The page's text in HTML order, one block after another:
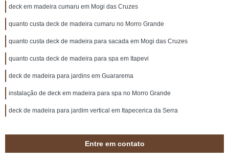
deck em madeira cumaru em Mogi das Cruzes
quanto custa deck de madeira cumaru no Morro Grande
quanto custa deck de madeira para sacada em Mogi das Cruzes
quanto custa deck de madeira para spa em Itapevi
deck de madeira para jardins em Guararema
instalação de deck em madeira para spa no Morro Grande
deck de madeira para jardim vertical em Itapecerica da Serra
Entre em contato